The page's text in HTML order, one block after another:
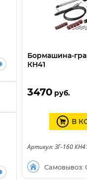
Бормашина-
КН41
3470 руб.
Самовывоз:
В
Артикул: ЗГ-160